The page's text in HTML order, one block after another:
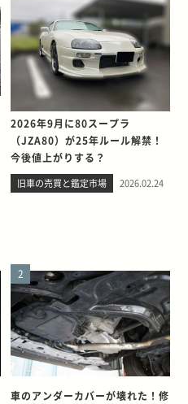
2026年9月に80スープラ
（JZA80）が25年ルール解禁！
今後値上がりする？
旧車の売買と鑑定市場 2026.02.24
2
車のアンダーカバーが壊れた！修